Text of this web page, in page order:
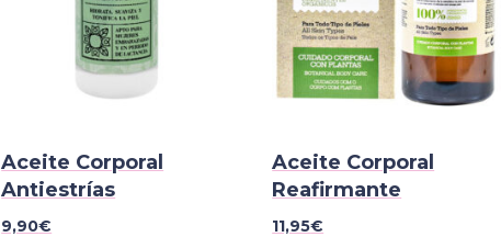
Aceite Corporal
Antiestrías
9,90€
Aceite Corporal
Reafirmante
11,95€